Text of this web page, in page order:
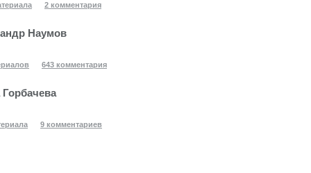
2 комментария
Наумов
643 комментария
9 комментариев